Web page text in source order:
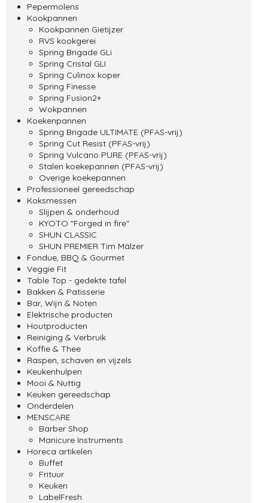
Pepermolens
Kookpannen
Kookpannen Gietijzer
RVS kookgerei
Spring Brigade GLi
Spring Cristal GLI
Spring Culinox koper
Spring Finesse
Spring Fusion2+
Wokpannen
Koekenpannen
Spring Brigade ULTIMATE (PFAS-vrij)
Spring Cut Resist (PFAS-vrij)
Spring Vulcano PURE (PFAS-vrij)
Stalen koekepannen (PFAS-vrij)
Overige koekepannen
Professioneel gereedschap
Koksmessen
Slijpen & onderhoud
KYOTO "Forged in fire"
SHUN CLASSIC
SHUN PREMIER Tim Mälzer
Fondue, BBQ & Gourmet
Veggie Fit
Table Top - gedekte tafel
Bakken & Patisserie
Bar, Wijn & Noten
Elektrische producten
Houtproducten
Reiniging & Verbruik
Koffie & Thee
Raspen, schaven en vijzels
Keukenhulpen
Mooi & Nuttig
Keuken gereedschap
Onderdelen
MENSCARE
Barber Shop
Manicure Instruments
Horeca artikelen
Buffet
Frituur
Keuken
LabelFresh